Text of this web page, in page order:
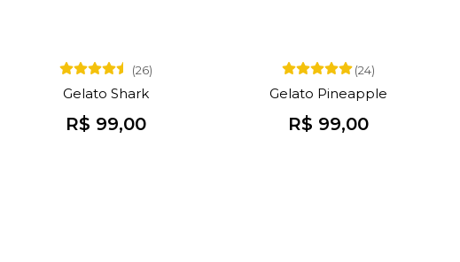
(26)
Gelato Shark
R$ 99,00
(24)
Gelato Pineapple
R$ 99,00